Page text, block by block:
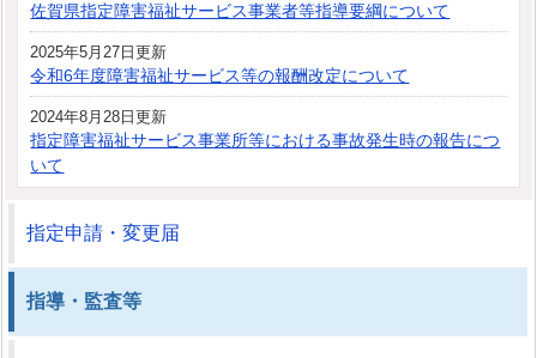
佐賀県指定障害福祉サービス事業者等指導要綱について
2025年5月27日更新
令和6年度障害福祉サービス等の報酬改定について
2024年8月28日更新
指定障害福祉サービス事業所等における事故発生時の報告につ
いて
指定申請・変更届
指導・監査等